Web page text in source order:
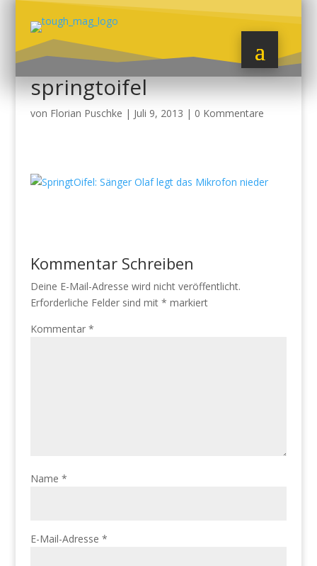
springtoifel
von Florian Puschke | Juli 9, 2013 | 0 Kommentare
Kommentar Schreiben
Deine E-Mail-Adresse wird nicht veröffentlicht.
Erforderliche Felder sind mit * markiert
Kommentar *
Name *
E-Mail-Adresse *